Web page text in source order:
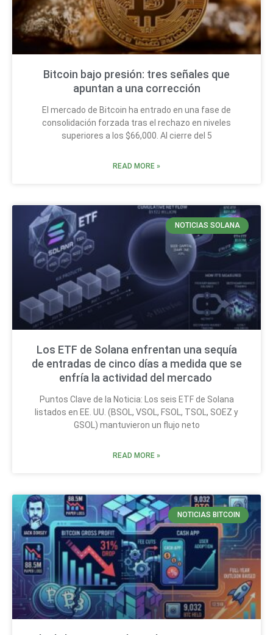
Bitcoin bajo presión: tres señales que
apuntan a una corrección
El mercado de Bitcoin ha entrado en una fase de
consolidación forzada tras el rechazo en niveles
superiores a los $66,000. Al cierre del 5
READ MORE »
NOTICIAS SOLANA
Los ETF de Solana enfrentan una sequía
de entradas de cinco días a medida que se
enfría la actividad del mercado
Puntos Clave de la Noticia: Los seis ETF de Solana
listados en EE. UU. (BSOL, VSOL, FSOL, TSOL, SOEZ y
GSOL) mantuvieron un flujo neto
READ MORE »
NOTICIAS BITCOIN